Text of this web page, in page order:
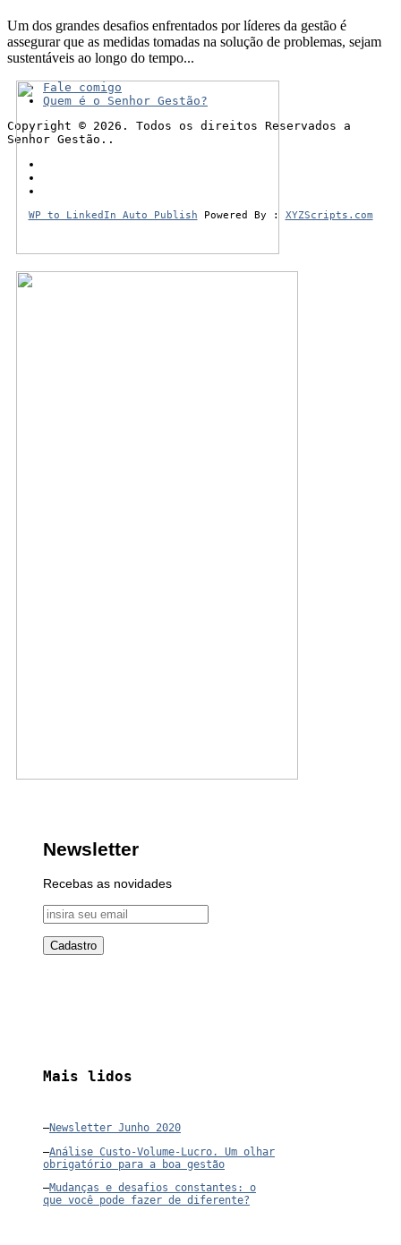
Um dos grandes desafios enfrentados por líderes da gestão é
assegurar que as medidas tomadas na solução de problemas, sejam
sustentáveis ao longo do tempo...
Newsletter
Recebas as novidades
Mais lidos
–Newsletter Junho 2020
–Análise Custo-Volume-Lucro. Um olhar
obrigatório para a boa gestão
–Mudanças e desafios constantes: o
que você pode fazer de diferente?
Fale comigo
Quem é o Senhor Gestão?
Copyright © 2026. Todos os direitos Reservados a
Senhor Gestão..
WP to LinkedIn Auto Publish Powered By : XYZScripts.com